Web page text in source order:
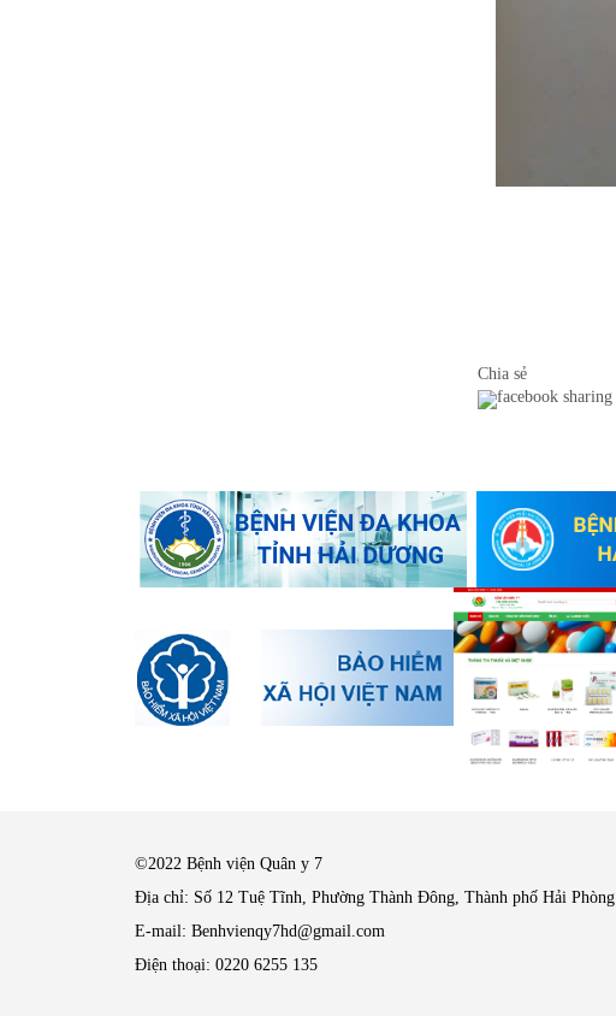
Chia sẻ
©2022 Bệnh viện Quân y 7
Địa chỉ: Số 12 Tuệ Tĩnh, Phường Thành Đông, Thành phố Hải Phòng
E-mail: Benhvienqy7hd@gmail.com
Điện thoại: 0220 6255 135